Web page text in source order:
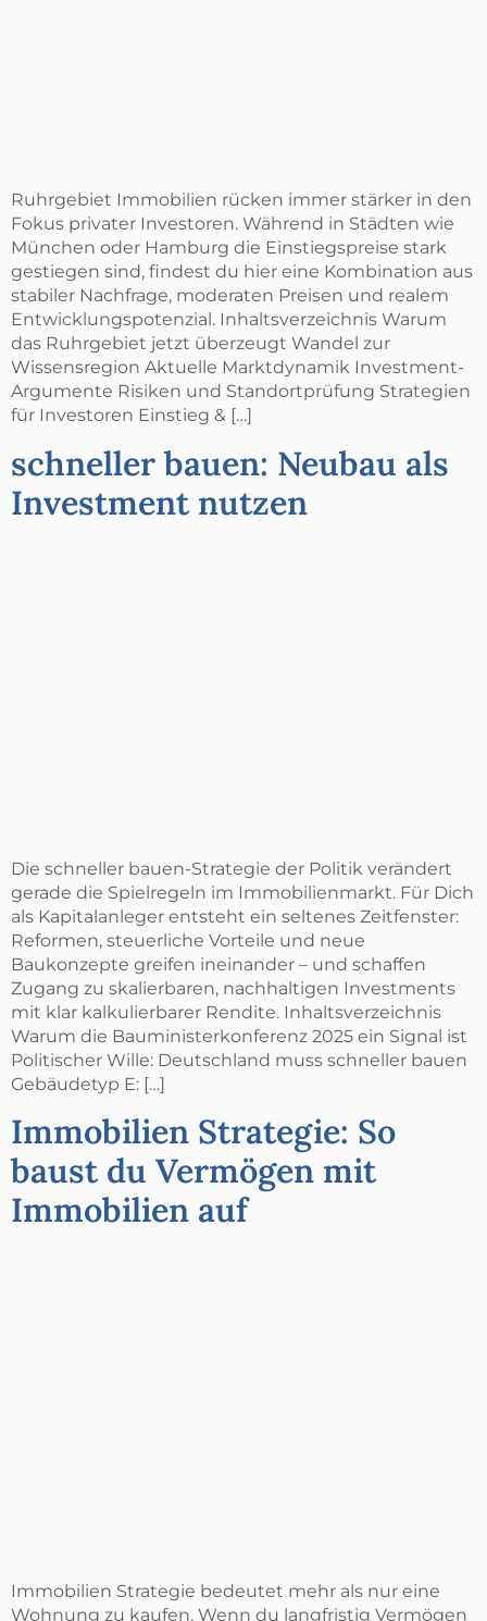
Ruhrgebiet Immobilien rücken immer stärker in den
Fokus privater Investoren. Während in Städten wie
München oder Hamburg die Einstiegspreise stark
gestiegen sind, findest du hier eine Kombination aus
stabiler Nachfrage, moderaten Preisen und realem
Entwicklungspotenzial. Inhaltsverzeichnis Warum
das Ruhrgebiet jetzt überzeugt Wandel zur
Wissensregion Aktuelle Marktdynamik Investment-
Argumente Risiken und Standortprüfung Strategien
für Investoren Einstieg & […]
schneller bauen: Neubau als
Investment nutzen
Die schneller bauen-Strategie der Politik verändert
gerade die Spielregeln im Immobilienmarkt. Für Dich
als Kapitalanleger entsteht ein seltenes Zeitfenster:
Reformen, steuerliche Vorteile und neue
Baukonzepte greifen ineinander – und schaffen
Zugang zu skalierbaren, nachhaltigen Investments
mit klar kalkulierbarer Rendite. Inhaltsverzeichnis
Warum die Bauministerkonferenz 2025 ein Signal ist
Politischer Wille: Deutschland muss schneller bauen
Gebäudetyp E: […]
Immobilien Strategie: So
baust du Vermögen mit
Immobilien auf
Immobilien Strategie bedeutet mehr als nur eine
Wohnung zu kaufen. Wenn du langfristig Vermögen